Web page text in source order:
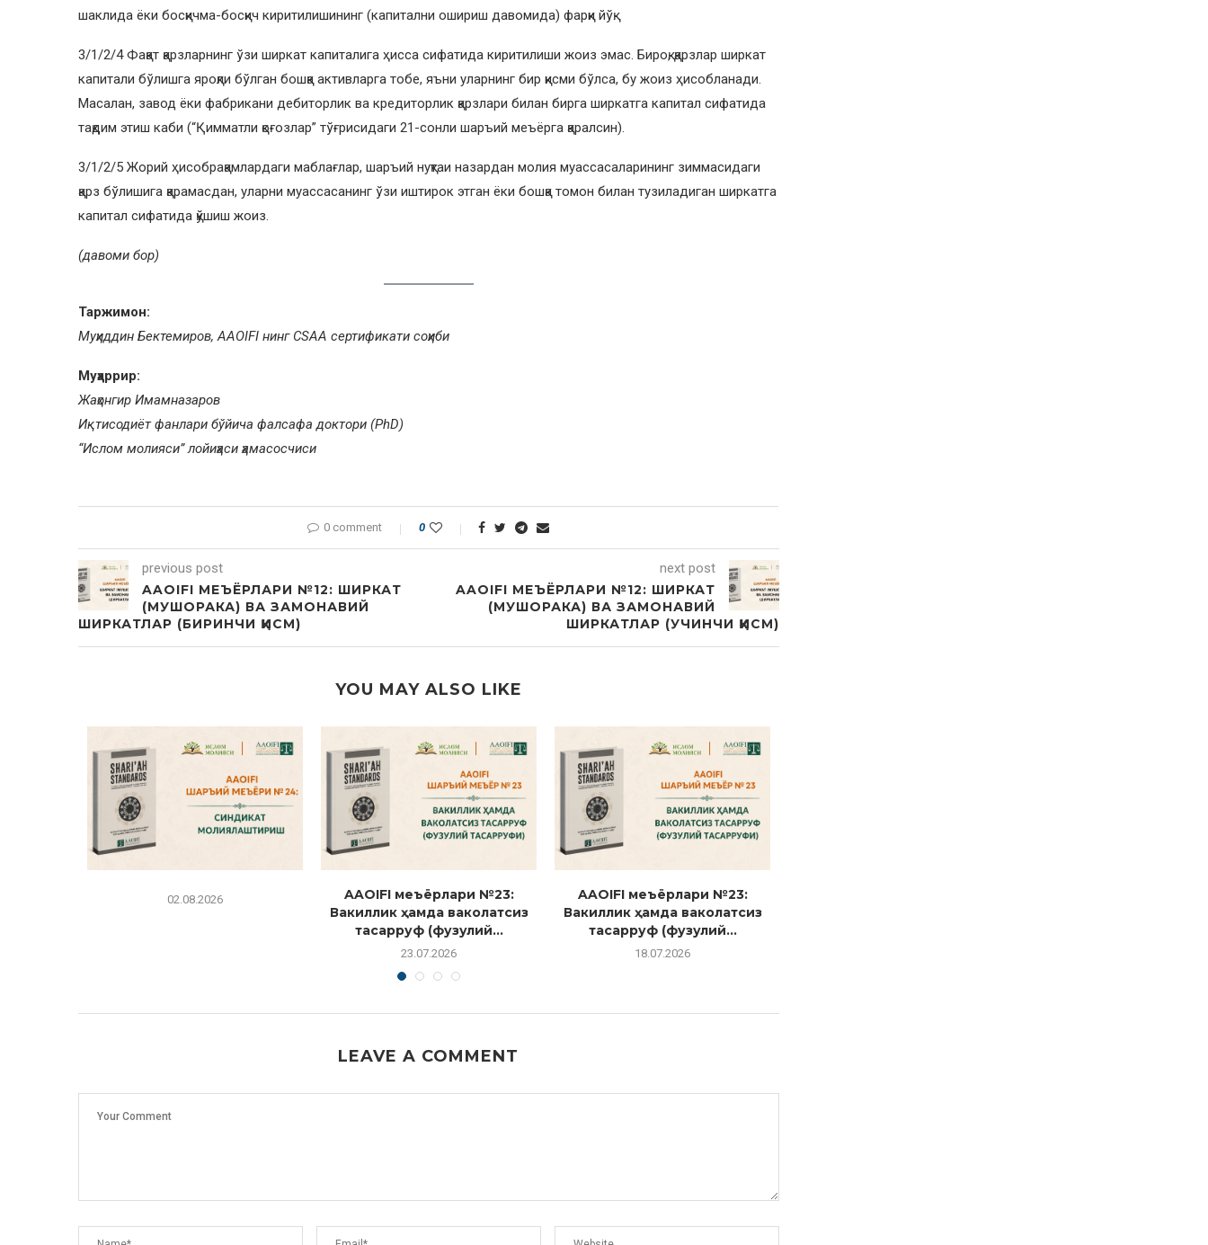
шаклида ёки босқичма-босқич киритилишининг (капитални ошириш давомида) фарқи йўқ.
3/1/2/4 Фақат қарзларнинг ўзи ширкат капиталига ҳисса сифатида киритилиши жоиз эмас. Бироқ, қарзлар ширкат
капитали бўлишга яроқли бўлган бошқа активларга тобе, яъни уларнинг бир қисми бўлса, бу жоиз ҳисобланади.
Масалан, завод ёки фабрикани дебиторлик ва кредиторлик қарзлари билан бирга ширкатга капитал сифатида
тақдим этиш каби (“Қимматли қоғозлар” тўғрисидаги 21-сонли шаръий меъёрга қаралсин).
3/1/2/5 Жорий ҳисобрақамлардаги маблағлар, шаръий нуқтаи назардан молия муассасаларининг зиммасидаги
қарз бўлишига қарамасдан, уларни муассасанинг ўзи иштирок этган ёки бошқа томон билан тузиладиган ширкатга
капитал сифатида қўшиш жоиз.
(давоми бор)
Таржимон:
Муҳиддин Бектемиров, AAOIFI нинг CSAA сертификати соҳиби
Муҳаррир:
Жаҳонгир Имамназаров
Иқтисодиёт фанлари бўйича фалсафа доктори (PhD)
“Ислом молияси” лойиҳаси ҳамасосчиси
0 comment 0
previous post
AAOIFI МЕЪЁРЛАРИ №12: ШИРКАТ
(МУШОРАКА) ВА ЗАМОНАВИЙ
ШИРКАТЛАР (БИРИНЧИ ҚИСМ)
next post
AAOIFI МЕЪЁРЛАРИ №12: ШИРКАТ
(МУШОРАКА) ВА ЗАМОНАВИЙ
ШИРКАТЛАР (УЧИНЧИ ҚИСМ)
YOU MAY ALSO LIKE
02.08.2026
AAOIFI меъёрлари №23:
Вакиллик ҳамда ваколатсиз
тасарруф (фузулий...
23.07.2026
AAOIFI меъёрлари №23:
Вакиллик ҳамда ваколатсиз
тасарруф (фузулий...
18.07.2026
LEAVE A COMMENT